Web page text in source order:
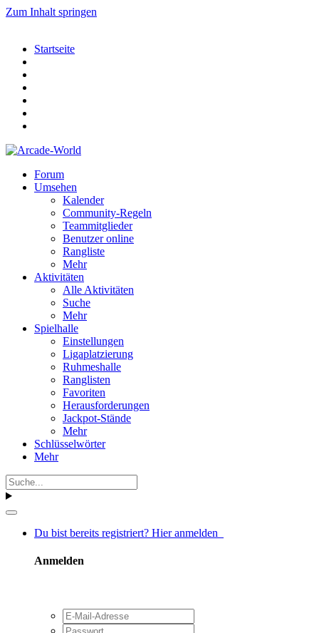
Zum Inhalt springen
Startseite
Forum
Umsehen
Kalender
Community-Regeln
Teammitglieder
Benutzer online
Rangliste
Mehr
Aktivitäten
Alle Aktivitäten
Suche
Mehr
Spielhalle
Einstellungen
Ligaplatzierung
Ruhmeshalle
Ranglisten
Favoriten
Herausforderungen
Jackpot-Stände
Mehr
Schlüsselwörter
Mehr
Du bist bereits registriert? Hier anmelden
Anmelden